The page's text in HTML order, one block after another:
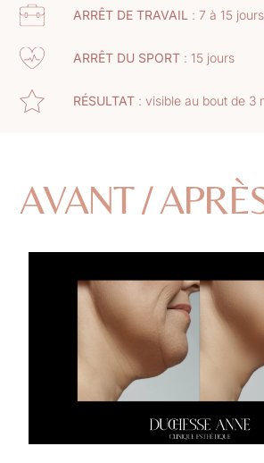
ARRÊT DE TRAVAIL : 7 à 15 jours
ARRÊT DU SPORT : 15 jours
RÉSULTAT : visible au bout de 3
AVANT /